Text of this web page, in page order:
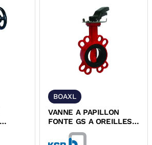
BOAXL
VANNE A PAPILLON
FONTE GS A OREILLES
DE DEMONTAGE ET
POIGNEE...